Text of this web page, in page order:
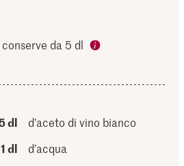
da 5 dl
dl
d’aceto di vino bianco
1 dl
d’acqua